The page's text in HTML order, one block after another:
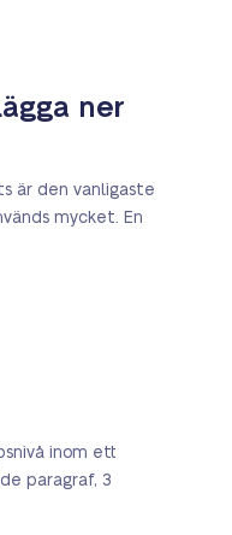
ner
är den vanligaste
mycket. En
inom ett
paragraf, 3